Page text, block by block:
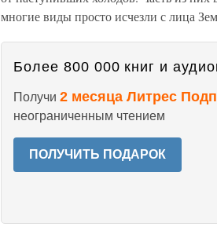
многие виды просто исчезли с лица
Более 800 000 книг и
Получи 2 месяца Литрес
неограниченным чтением
ПОЛУЧИТЬ ПОДАРОК